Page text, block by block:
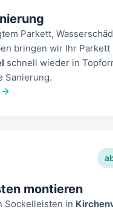
Parkett,
bringen wir Ihr Parkett
schnell wieder in
Sanierung.
montieren
Sockelleisten in